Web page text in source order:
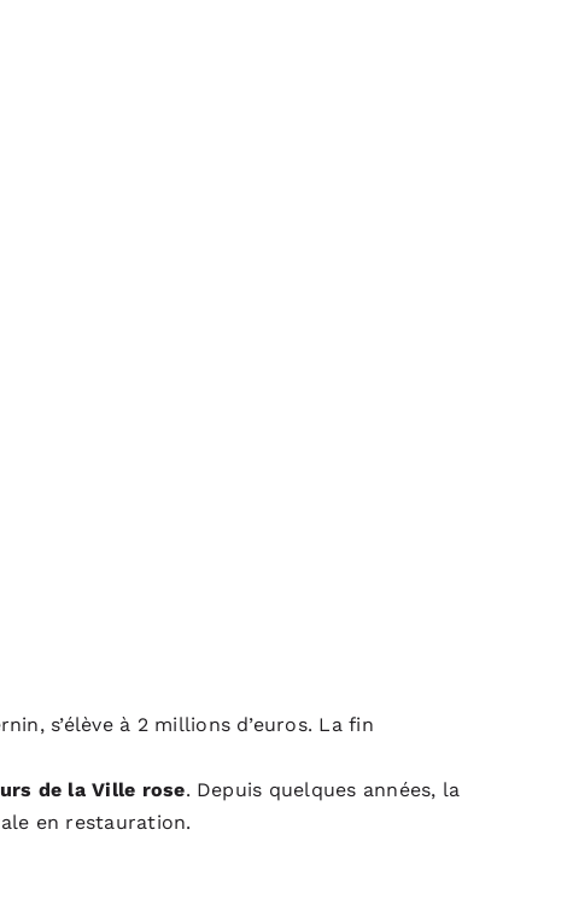
s’élève à 2 millions d’euros. La fin
de la Ville rose. Depuis quelques années, la
en restauration.